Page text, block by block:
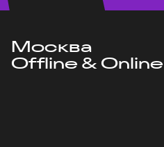
Москва
Offline & Online